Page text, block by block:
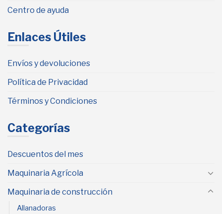
Centro de ayuda
Enlaces Útiles
Envíos y devoluciones
Política de Privacidad
Términos y Condiciones
Categorías
Descuentos del mes
Maquinaria Agrícola
Maquinaria de construcción
Allanadoras